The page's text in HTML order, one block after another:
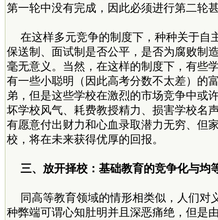
第一轮中没有完成，因此必须进行第二轮
在这样多元竞争的制度下，种种关于自
保送制、面试制是否公平，是否为腐败制
毫无意义。当然，在这样的制度下，有些
有一些小聪明（因此高考分数不太差）的
弟，但是这些学校在激烈的市场竞争中或
坏学校风气、耗费教授精力、损害学校名
有愿意付出财力和心血录取潜力无穷、但
校，将在未来获得优厚的回报。
三、放开择校：基础教育的竞争化与均
同高等教育领域的情形相类似，人们对
种弊端可谓心知肚明并且深恶痛绝，但是